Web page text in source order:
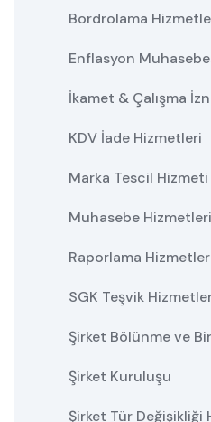
Bordrolama
Enflasyon
İkamet & Çalışma
KDV İade Hizmetleri
Marka Tescil Hizmeti
Muhasebe Hizmetleri
Raporlama
SGK Teşvik
Şirket Bölünme ve
Şirket Kuruluşu
Şirket Tür Değişikliği